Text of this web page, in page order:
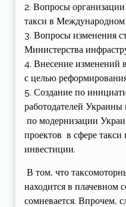
2. Вопросы
такси в Международном
3. Вопросы изменения
Министерства
4. Внесение изменений
с целью
5. Создание по
работодателей
по модернизации
проектов в сфере такси
инвестиции.
В том, что
находится в плачевном
сомневается. Впрочем,